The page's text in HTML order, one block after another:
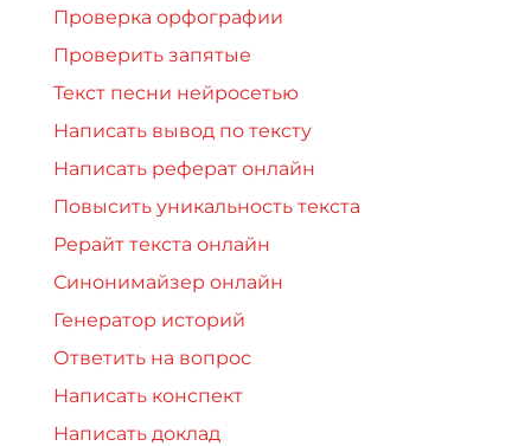
Проверка орфографии
Проверить запятые
Текст песни нейросетью
Написать вывод по тексту
Написать реферат онлайн
Повысить уникальность текста
Рерайт текста онлайн
Синонимайзер онлайн
Генератор историй
Ответить на вопрос
Написать конспект
Написать доклад